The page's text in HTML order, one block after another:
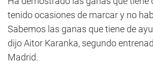
tenido ocasiones de marcar y no
Sabemos las ganas que tiene de
dijo Aitor Karanka, segundo
Madrid.